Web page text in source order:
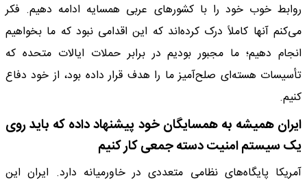
روابط خوب خود را با کشورهای عربی همسایه ادامه دهیم. فکر
می‌کنم آنها کاملاً درک کرده‌اند که این اقدامی نبود که ما بخواهیم
انجام دهیم؛ ما مجبور بودیم در برابر حملات ایالات متحده که
تأسیسات هسته‌ای صلح‌آمیز ما را هدف قرار داده بود، از خود دفاع
کنیم.
ایران همیشه به همسایگان خود پیشنهاد داده که باید روی
یک سیستم امنیت دسته جمعی کار کنیم
آمریکا پایگاه‌های نظامی متعددی در خاورمیانه دارد. ایران این